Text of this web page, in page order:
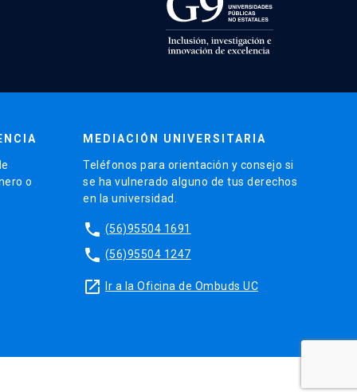
o
MEDIACIÓN UNIVERSITARIA
Teléfonos para orientación y consejo si
se ha vulnerado alguno de tus derechos
en la universidad.
phone (56)95504 1691
phone (56)95504 1247
launch Ir a la Oficina de Ombuds UC